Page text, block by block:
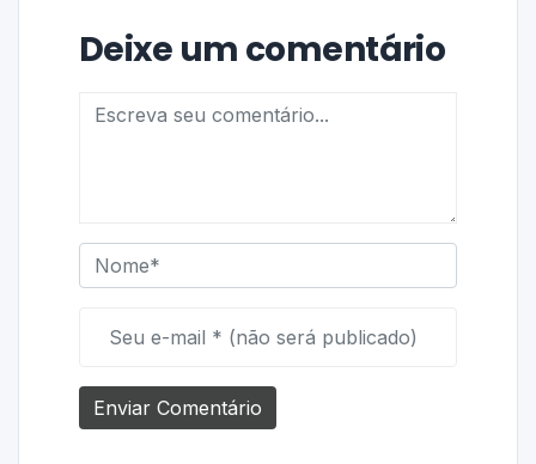
Deixe um comentário